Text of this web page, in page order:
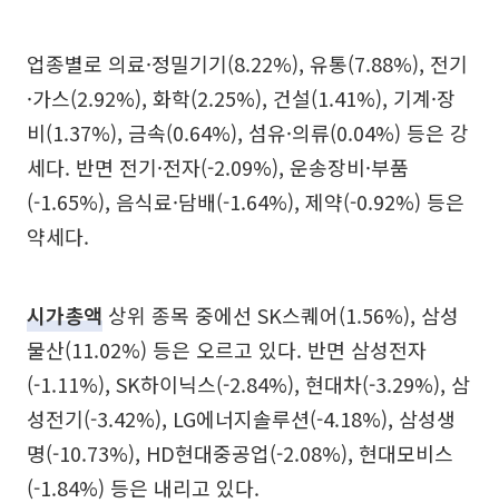
업종별로 의료·정밀기기(8.22%), 유통(7.88%), 전기
·가스(2.92%), 화학(2.25%), 건설(1.41%), 기계·장
비(1.37%), 금속(0.64%), 섬유·의류(0.04%) 등은 강
세다. 반면 전기·전자(-2.09%), 운송장비·부품
(-1.65%), 음식료·담배(-1.64%), 제약(-0.92%) 등은
약세다.
시가총액 상위 종목 중에선 SK스퀘어(1.56%), 삼성
물산(11.02%) 등은 오르고 있다. 반면 삼성전자
(-1.11%), SK하이닉스(-2.84%), 현대차(-3.29%), 삼
성전기(-3.42%), LG에너지솔루션(-4.18%), 삼성생
명(-10.73%), HD현대중공업(-2.08%), 현대모비스
(-1.84%) 등은 내리고 있다.